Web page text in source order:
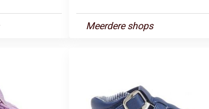
Meerdere shops